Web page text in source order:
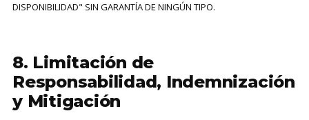
DISPONIBILIDAD" SIN GARANTÍA DE NINGÚN TIPO.
8. Limitación de
Responsabilidad, Indemnización
y Mitigación